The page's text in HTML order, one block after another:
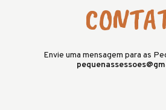
Envie uma mensagem para as